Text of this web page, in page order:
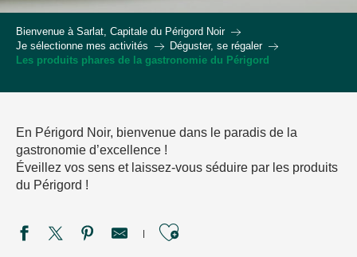
Bienvenue à Sarlat, Capitale du Périgord Noir
Je sélectionne mes activités
Déguster, se régaler
Les produits phares de la gastronomie du Périgord
En Périgord Noir, bienvenue dans le paradis de la
gastronomie d’excellence !
Éveillez vos sens et laissez-vous séduire par les produits
du Périgord !
Ajouter aux